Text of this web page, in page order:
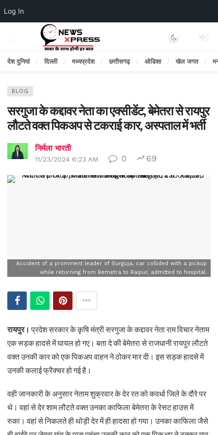
Log In
Dark mode
देश दुनियां दिल्ली मध्यप्रदेश छत्तीसगढ़ ओडिशा खेल जगत
BLOG
सरगुजा के कद्दावर नेता का एक्सीडेंट, बेमेतरा से रायपुर
लौटते वक्त पिकअप से टकराई कार, अस्पताल में भर्ती
निर्मला भारती
11/23/2024 6:23 AM 0 69
Accident of a prominent leader of Surguja, car collided with a pickup
while returning from Bemetra to Raipur, admitted to hospital.
रायपुर। प्रदेश सरकार के कृषि मंत्री सरगुजा के कद्दावर नेता राम विचार नेताम
एक सड़क हादसे में घायल हो गए। बता दे की बेमेतरा से राजधानी रायपुर लौटते
वक्त उनकी कार को एक पिकअप वाहन ने ठोकर मार दी। इस सड़क हादसे में
उनकी कलाई फ्रैक्चर हो गई है।
वही जानकारी के अनुसार नेताम शुक्रवार के देर रत को कवर्धा जिले के दौरे पर
थे। वहां से देर शाम लौटते वक्त उनका काफिला बेमेतरा के रेसट हाउस में
रुका। वहां से निकलते ही थोड़ी देर में ही हादसा हो गया। उनका काफिला जैसे